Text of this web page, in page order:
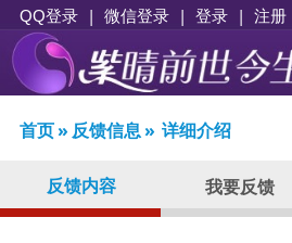
QQ登录 | 微信登录 | 登录 | 注册
首页» 反馈信息» 详细介绍
反馈内容 我要反馈